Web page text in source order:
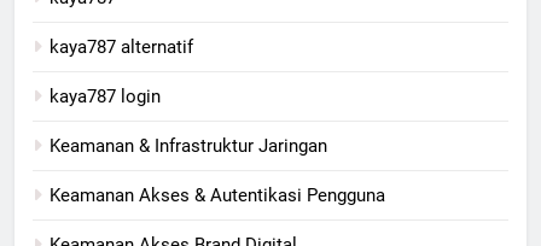
kaya787 alternatif
kaya787 login
Keamanan & Infrastruktur Jaringan
Keamanan Akses & Autentikasi Pengguna